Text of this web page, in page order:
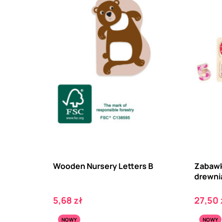
Wooden Nursery Letters B
Cena
5,68 zł Cena
27,50
NOWY NOWY